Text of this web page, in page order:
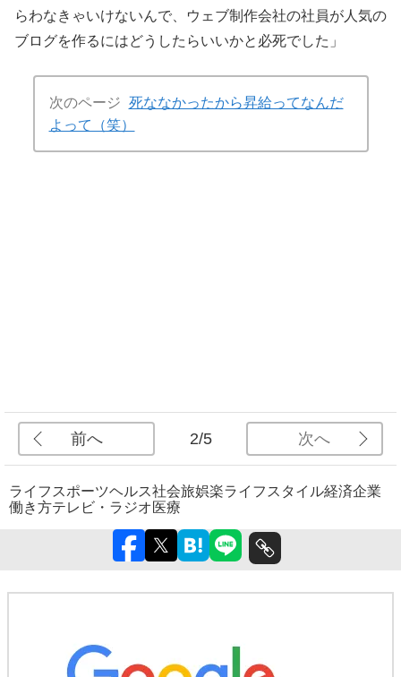
らわなきゃいけないんで、ウェブ制作会社の社員が人気の
ブログを作るにはどうしたらいいかと必死でした」
次のページ 死ななかったから昇給ってなんだ
よって（笑）
前へ 2/5 次へ
ライフ スポーツヘルス社会旅娯楽ライフスタイル経済企業
働き方テレビ・ラジオ医療